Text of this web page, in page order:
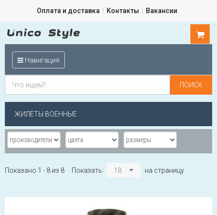
Оплата и доставка Контакты Вакансии
Навигация
ЖИЛЕТЫ ВОЕННЫЕ
Показано 1 - 8 из 8 Показать: 18 на страницу